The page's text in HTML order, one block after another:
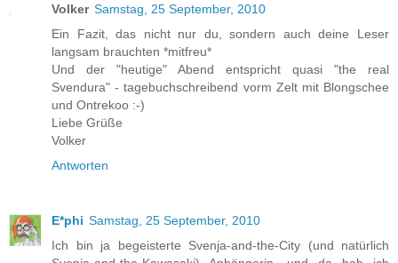
Volker Samstag, 25 September, 2010
Ein Fazit, das nicht nur du, sondern auch deine Leser
langsam brauchten *mitfreu*
Und der "heutige" Abend entspricht quasi "the real
Svendura" - tagebuchschreibend vorm Zelt mit Blongschee
und Ontrekoo :-)
Liebe Grüße
Volker
Antworten
E*phi Samstag, 25 September, 2010
Ich bin ja begeisterte Svenja-and-the-City (und natürlich